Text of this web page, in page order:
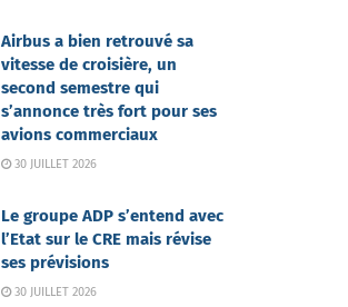
Airbus a bien retrouvé sa
vitesse de croisière, un
second semestre qui
s’annonce très fort pour ses
avions commerciaux
30 JUILLET 2026
Le groupe ADP s’entend avec
l’Etat sur le CRE mais révise
ses prévisions
30 JUILLET 2026